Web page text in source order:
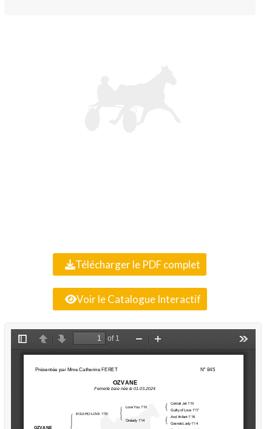
Télécharger le PDF complet
Voir le Catalogue Interactif